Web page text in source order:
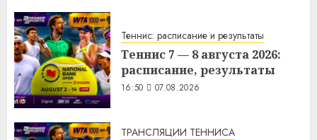
Теннис: расписание и результаты
Теннис 7 — 8 августа 2026:
расписание, результаты
16:50 07.08.2026
ТРАНСЛЯЦИИ ТЕННИСА